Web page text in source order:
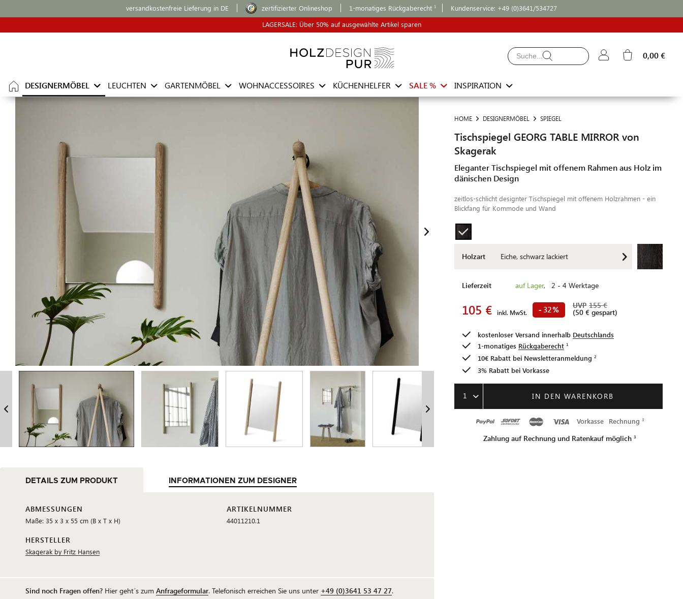
versandkostenfreie Lieferung in DE zertifizierter Onlineshop 1-monatiges Rückgaberecht Kundenservice: +49 (0)3641/534727
LAGERSALE: Über 50% auf ausgewählte Artikel sparen
0,00 €
DESIGNERMÖBEL LEUCHTEN GARTENMÖBEL WOHNACCESSOIRES KÜCHENHELFER SALE % INSPIRATION
HOME DESIGNERMÖBEL SPIEGEL
Tischspiegel GEORG TABLE MIRROR von
Skagerak
Eleganter Tischspiegel mit offenem Rahmen aus Holz im
dänischen Design
zeitlos-schlicht designter Tischspiegel mit offenem Holzrahmen - ein
Blickfang für Kommode und Wand
Holzart Eiche, schwarz lackiert
Lieferzeit auf Lager, 2 - 4 Werktage
105 € inkl. MwSt. - 32%
UVP 155 €
(50 € gespart)
kostenloser Versand innerhalb Deutschlands
1-monatiges Rückgaberecht
10€ Rabatt bei Newsletteranmeldung
3% Rabatt bei Vorkasse
1 IN DEN WARENKORB
Vorkasse Rechnung
Zahlung auf Rechnung und Ratenkauf möglich
DETAILS ZUM PRODUKT INFORMATIONEN ZUM DESIGNER
ABMESSUNGEN
Maße: 35 x 3 x 55 cm (B x T x H)
HERSTELLER
Skagerak by Fritz Hansen
ARTIKELNUMMER
44011210.1
Sind noch Fragen offen? Hier geht´s zum Anfrageformular. Telefonisch erreichen Sie uns unter +49 (0)3641 53 47 27.